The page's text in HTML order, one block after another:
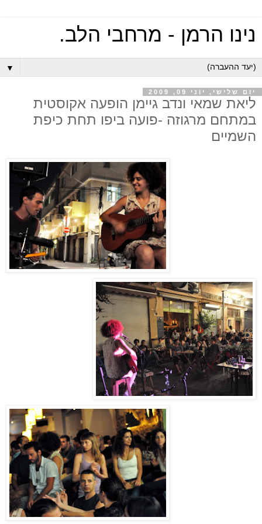
נינו הרמן - מרחבי הלב.
▼
יום שלישי, יוני 09, 2009
ליאת שמאי ונדב גיימן הופעה אקוסטית
במתחם מרגוזה -פועה ביפו תחת כיפת
השמיים